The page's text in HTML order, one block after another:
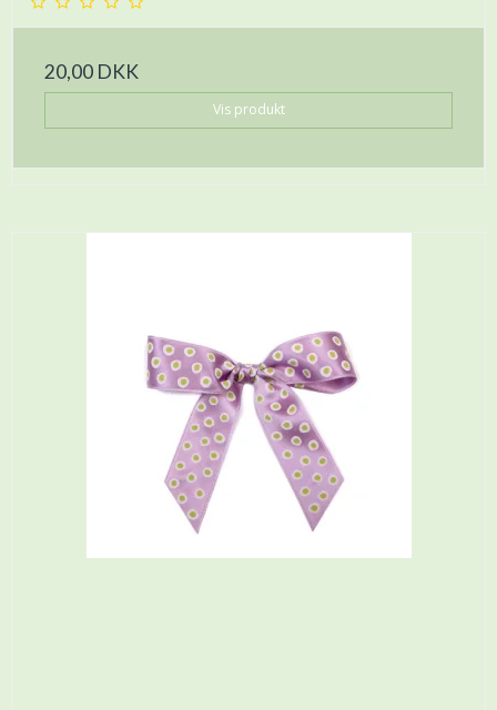
20,00 DKK
Vis produkt